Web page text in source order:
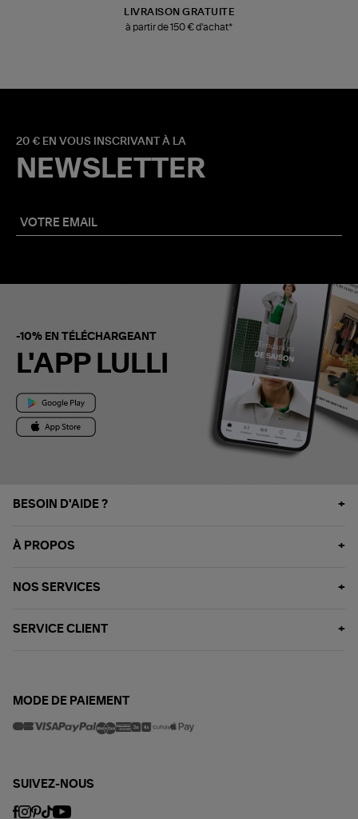
LIVRAISON GRATUITE
à partir de 150 € d'achat*
20 € EN VOUS INSCRIVANT À LA
NEWSLETTER
-10% EN TÉLÉCHARGEANT
L'APP LULLI
BESOIN D'AIDE ?
À PROPOS
NOS SERVICES
SERVICE CLIENT
MODE DE PAIEMENT
SUIVEZ-NOUS